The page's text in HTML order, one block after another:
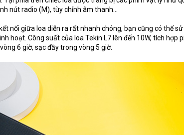
nút radio (M), tùy chỉnh âm thanh…
nối giữa loa diễn ra rất nhanh chóng, bạn cũng có thể
hoạt. Công suất của loa Tekin L7 lên đến 10W, tích hợp
6 giờ, sạc đầy trong vòng 5 giờ.